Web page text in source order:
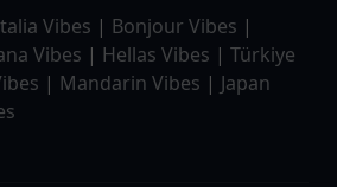
Vibes | Bonjour Vibes |
Vibes | Hellas Vibes | Türkiye
| Mandarin Vibes | Japan